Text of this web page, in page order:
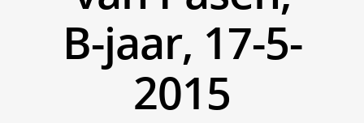
B-jaar, 17-5-
2015